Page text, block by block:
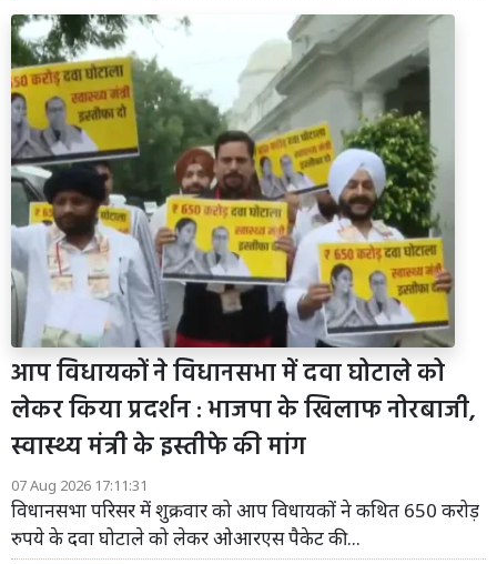
आप विधायकों ने विधानसभा में दवा घोटाले को
लेकर किया प्रदर्शन : भाजपा के खिलाफ नोरबाजी,
स्वास्थ्य मंत्री के इस्तीफे की मांग
07 Aug 2026 17:11:31
विधानसभा परिसर में शुक्रवार को आप विधायकों ने कथित 650 करोड़
रुपये के दवा घोटाले को लेकर ओआरएस पैकेट की...